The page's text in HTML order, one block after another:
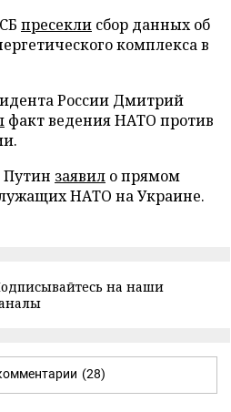
пресекли сбор данных об
комплекса в
России Дмитрий
факт ведения НАТО против
заявил о прямом
НАТО на Украине.
на наши
(28)